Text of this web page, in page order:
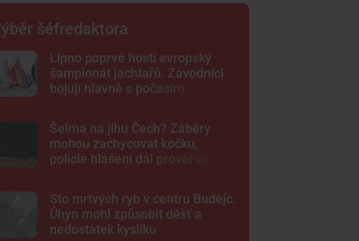
šéfredaktora
Lipno poprvé hostí evropský
šampionát jachtařů. Závodníci
bojují hlavně s počasím
Šelma na jihu Čech? Záběry
mohou zachycovat kočku,
policie hlášení dál prověřuje
Sto mrtvých ryb v centru Budějc.
Úhyn mohl způsobit déšť a
nedostatek kyslíku